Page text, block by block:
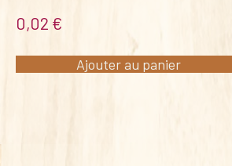
0,02 €
Ajouter au panier